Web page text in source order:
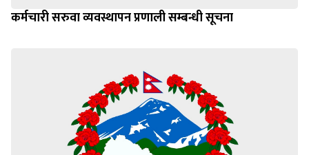
कर्मचारी सरुवा व्यवस्थापन प्रणाली सम्बन्धी सूचना